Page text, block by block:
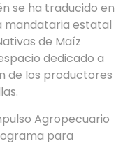
se ha traducido en
mandataria estatal
de Maíz
dedicado a
de los productores
Agropecuario
para